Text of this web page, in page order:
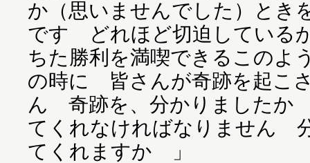
か（思いませんでした）とき
です どれほど切迫してい
ちた勝利を満喫できるこのよ
の時に 皆さんが奇跡を起こ
ん 奇跡を、分かりましたか
てくれなければなりません
てくれますか 」